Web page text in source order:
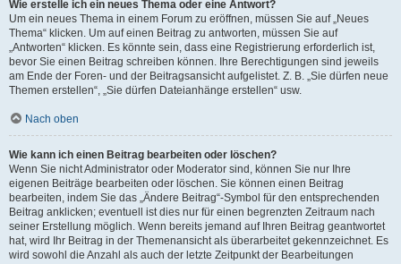
Wie erstelle ich ein neues Thema oder eine Antwort?
Um ein neues Thema in einem Forum zu eröffnen, müssen Sie auf „Neues
Thema“ klicken. Um auf einen Beitrag zu antworten, müssen Sie auf
„Antworten“ klicken. Es könnte sein, dass eine Registrierung erforderlich ist,
bevor Sie einen Beitrag schreiben können. Ihre Berechtigungen sind jeweils
am Ende der Foren- und der Beitragsansicht aufgelistet. Z. B. „Sie dürfen neue
Themen erstellen“, „Sie dürfen Dateianhänge erstellen“ usw.
Nach oben
Wie kann ich einen Beitrag bearbeiten oder löschen?
Wenn Sie nicht Administrator oder Moderator sind, können Sie nur Ihre
eigenen Beiträge bearbeiten oder löschen. Sie können einen Beitrag
bearbeiten, indem Sie das „Ändere Beitrag“-Symbol für den entsprechenden
Beitrag anklicken; eventuell ist dies nur für einen begrenzten Zeitraum nach
seiner Erstellung möglich. Wenn bereits jemand auf Ihren Beitrag geantwortet
hat, wird Ihr Beitrag in der Themenansicht als überarbeitet gekennzeichnet. Es
wird sowohl die Anzahl als auch der letzte Zeitpunkt der Bearbeitungen